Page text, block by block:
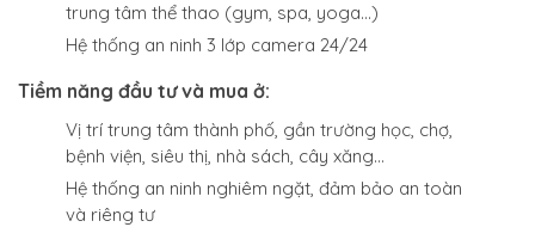
trung tâm thể thao (gym, spa, yoga…)
Hệ thống an ninh 3 lớp camera 24/24
Tiềm năng đầu tư và mua ở:
Vị trí trung tâm thành phố, gần trường học, chợ,
bệnh viện, siêu thị, nhà sách, cây xăng…
Hệ thống an ninh nghiêm ngặt, đảm bảo an toàn
và riêng tư